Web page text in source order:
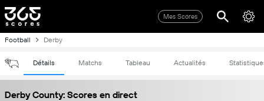
Mes Scores
Football Derby
Détails Matchs Tableau Actualités
Derby County: Scores en direct